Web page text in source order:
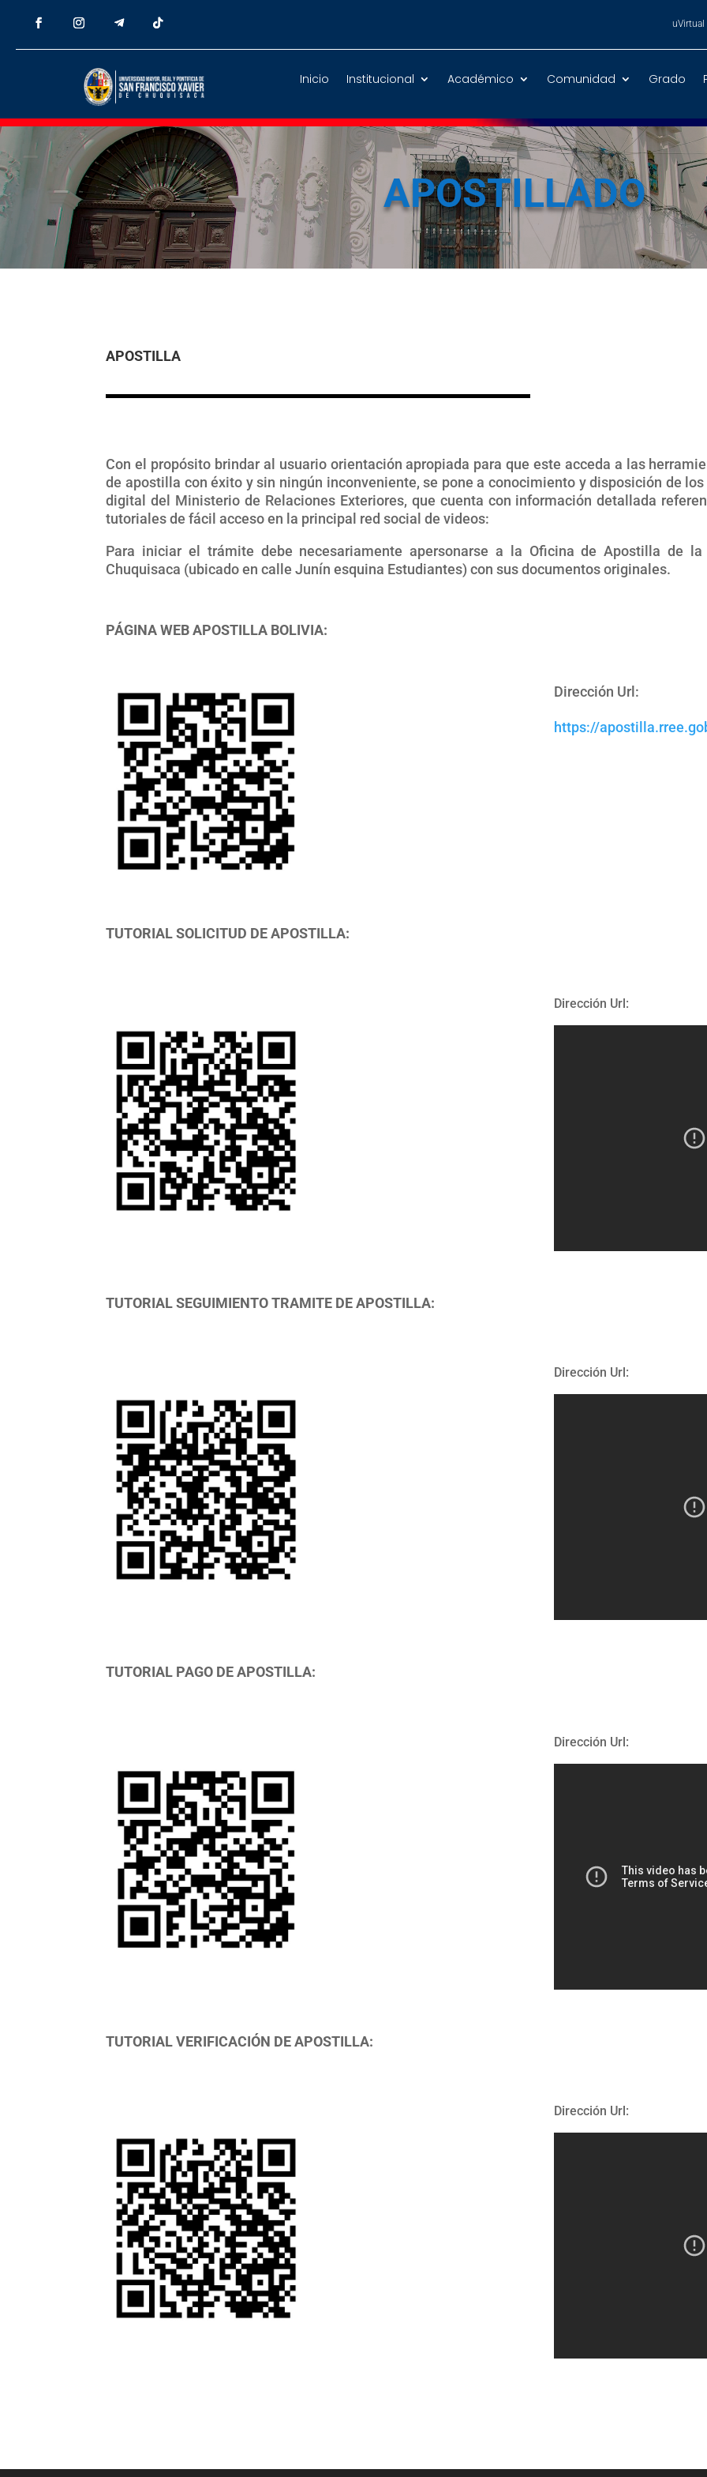
uVirtual
Inicio Institucional Académico Comunidad Grado
APOSTILLADO
APOSTILLA
Con el propósito brindar al usuario orientación apropiada para que este acceda a las
de apostilla con éxito y sin ningún inconveniente, se pone a conocimiento y disposición de
digital del Ministerio de Relaciones Exteriores, que cuenta con información detallada
tutoriales de fácil acceso en la principal red social de videos:
Para iniciar el trámite debe necesariamente apersonarse a la Oficina de Apostilla de la
Chuquisaca (ubicado en calle Junín esquina Estudiantes) con sus documentos originales.
PÁGINA WEB APOSTILLA BOLIVIA:
Dirección Url:
https://
TUTORIAL SOLICITUD DE APOSTILLA:
Dirección Url:
TUTORIAL SEGUIMIENTO TRAMITE DE APOSTILLA:
Dirección Url:
TUTORIAL PAGO DE APOSTILLA:
Dirección Url:
TUTORIAL VERIFICACIÓN DE APOSTILLA:
Dirección Url: